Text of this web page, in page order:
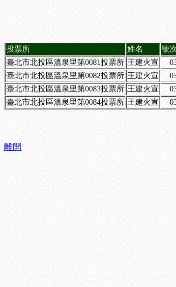
投票所 姓名 號
臺北市北投區溫泉里第0081投票所 王建火宣
臺北市北投區溫泉里第0082投票所 王建火宣
臺北市北投區溫泉里第0083投票所 王建火宣
臺北市北投區溫泉里第0084投票所 王建火宣
離開